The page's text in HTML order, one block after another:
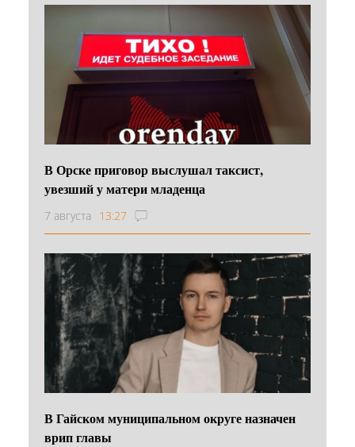
В Орске приговор выслушал таксист,
увезший у матери младенца
7 августа 13:27
В Гайском муниципальном округе назначен
врип главы